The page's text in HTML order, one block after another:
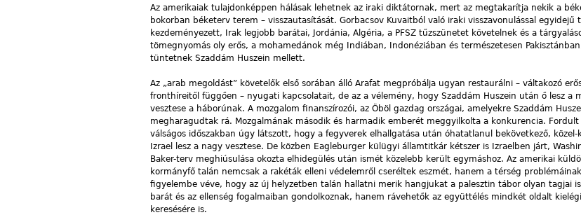
Az amerikaiak tulajdonképpen hálásak lehetnek az iraki diktátornak, mert az megtakarítja nekik a
bokorban béketerv terem – visszautasítását. Gorbacsov Kuvaitból való iraki visszavonulással egyidejű
kezdeményezett, Irak legjobb barátai, Jordánia, Algéria, a PFSZ tűzszünetet követelnek és a
tömegnyomás oly erős, a mohamedánok még Indiában, Indonéziában és természetesen
tüntetnek Szaddám Huszein mellett.
Az „arab megoldást” követelők első sorában álló Arafat megpróbálja ugyan restaurálni – váltakozó
fronthíreitől függően – nyugati kapcsolatait, de az a vélemény, hogy Szaddám Huszein után ő lesz a
vesztese a háborúnak. A mozgalom finanszírozói, az Öböl gazdag országai, amelyekre Szaddám
megharagudtak rá. Mozgalmának második és harmadik emberét meggyilkolta a konkurencia.
válságos időszakban úgy látszott, hogy a fegyverek elhallgatása után óhatatlanul bekövetkező,
Izrael lesz a nagy vesztese. De közben Eagleburger külügyi államtitkár kétszer is Izraelben járt,
Baker-terv meghiúsulása okozta elhidegülés után ismét közelebb került egymáshoz. Az amerikai
kormányfő talán nemcsak a rakéták elleni védelemről cseréltek eszmét, hanem a térség
figyelembe véve, hogy az új helyzetben talán hallatni merik hangjukat a palesztin tábor olyan tagjai
barát és az ellenség fogalmaiban gondolkoznak, hanem rávehetők az együttélés mindkét oldalt
keresésére is.